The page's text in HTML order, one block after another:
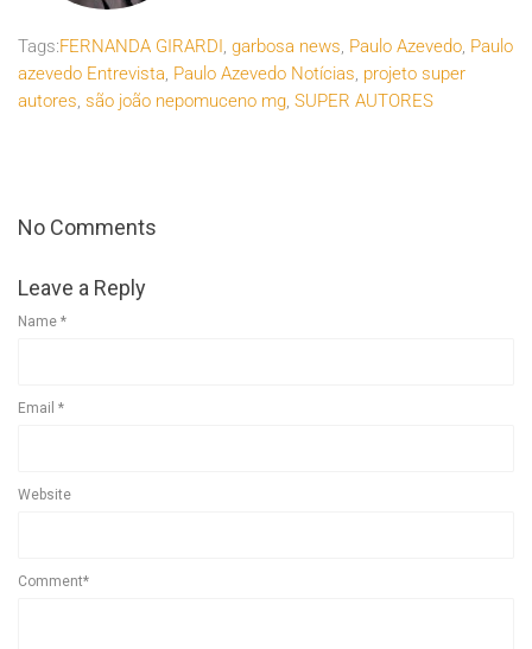
Tags:FERNANDA GIRARDI, garbosa news, Paulo Azevedo, Paulo
azevedo Entrevista, Paulo Azevedo Notícias, projeto super
autores, são joão nepomuceno mg, SUPER AUTORES
No Comments
Leave a Reply
Name *
Email *
Website
Comment*